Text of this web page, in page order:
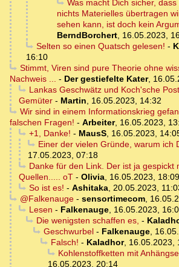
Was macht Dich sicher,
nichts Materielles übertragen
sehen kann, ist doch kein
BerndBorchert 16.05.2023,
Selten so einen Quatsch gelesen! -
16:10
Stimmt, Viren sind pure Theorie ohne
Nachweis ...
- Der gestiefelte Kater,
Lankas Geschwätz und Koch'sche
Gemüter - Martin
16.05.2023, 14:32
Wir sind in einem Informationskrieg
falschen Fragen! - Arbeiter, 16.05.2023,
+1, Danke! - MausS, 16.05.2023,
Einer der vielen Gründe, warum ich
17.05.2023, 07:18
Danke für den Link. Der ist ja gespickt
Quellen..... oT - Olivia 16.05.2023, 18:09
So ist es! - Ashitaka, 20.05.2023,
@Falkenauge- sensortimecom,
Lesen - Falkenauge, 16.05.2023,
Die wenigsten schaffen es, -
Geschwurbel- Falkenauge,
Falsch! - Kaladhor, 16.05.2023,
Kohlenstoffketten mit
16.05.2023, 20:14